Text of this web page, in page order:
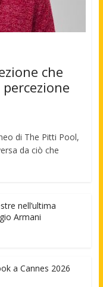
che
di The Pitti Pool,
da ciò che
nell’ultima
Armani
a Cannes 2026